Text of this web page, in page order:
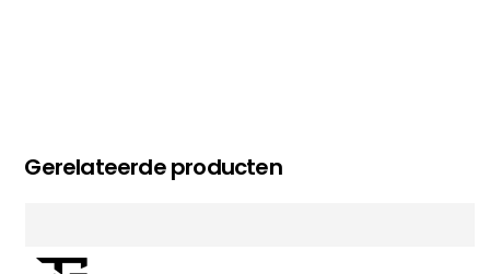
Gerelateerde producten